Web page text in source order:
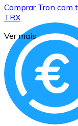
Comprar Tron com
TRX
Ver mais